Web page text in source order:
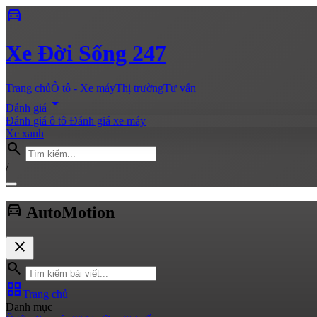
directions_car
Xe Đời Sống 247
Trang chủÔ tô - Xe máyThị trườngTư vấn
Đánh giá arrow_drop_down
Đánh giá ô tô Đánh giá xe máy
Xe xanh
search
/
directions_car AutoMotion
close
search
grid_viewTrang chủ
Danh mục